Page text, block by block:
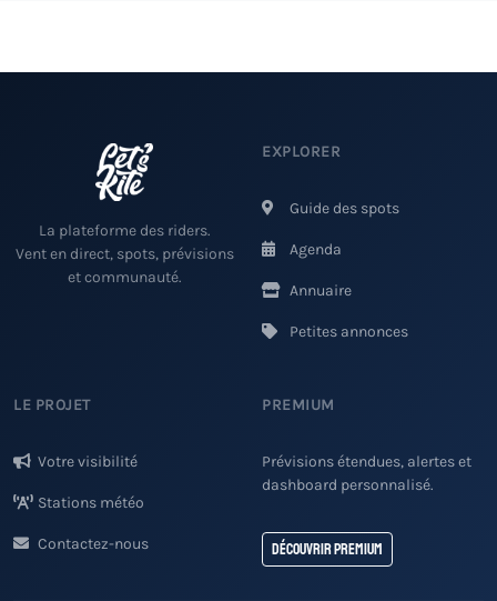
La plateforme des riders.
Vent en direct, spots, prévisions
et communauté.
EXPLORER
Guide des spots
Agenda
Annuaire
Petites annonces
LE PROJET
Votre visibilité
Stations météo
Contactez-nous
PREMIUM
Prévisions étendues, alertes et
dashboard personnalisé.
Découvrir Premium